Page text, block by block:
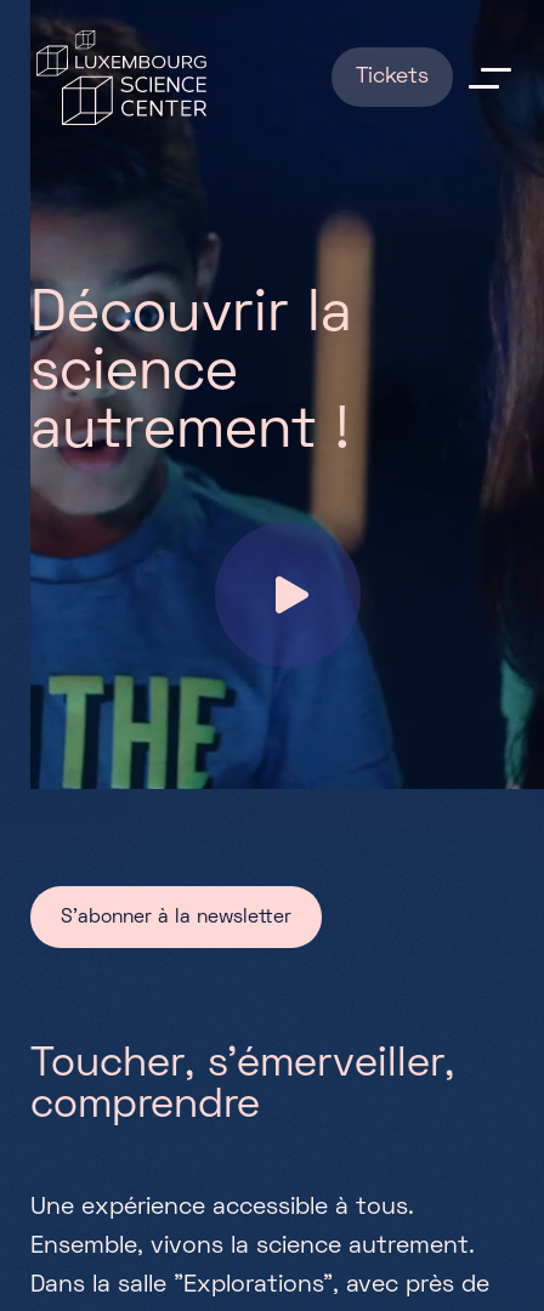
Aller au contenu principal
Tickets
Infos pratiques
FAQ
Qui sommes nous ?
Partenaires
FR
News
RESERVATIONS
reception@science-center.lu
1, rue John Ernest Dolibois
Lundi - Vendredi
9h-17h
Découvrir la
science
autrement !
S'abonner à la newsletter
oucher, s’émervei er,
comprend re
Une expérience accessi b e à tous.
Ensem b e, vivons a science autrement.
Dans a sa e " Exp orations", avec près de